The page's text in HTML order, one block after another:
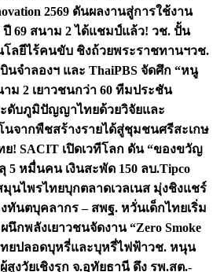
2569 ดันผลงานสู่การใช้งาน
ปี 69 สนาม 2 ได้แชมป์แล้ว! วช. ปั้น
โลยีไร้คนขับ ชิงถ้วยพระราชทานฯวช.
จำลองฯ และ ThaiPBS จัดศึก “หนู
าม 2 เยาวชนกว่า 60 ทีมประชัน
ดับภูมิปัญญาไทยด้วยวิจัยและ
จากพืชสร้างรายได้สู่ชุมชนศรีสะเกษ
! SACIT เปิดเวทีโลก ดัน “ของขวัญ
5 หมื่นคน เงินสะพัด 150 ลบ.Tipco
มุนไพรไทยบุกตลาดเวลเนส มุ่งชิงแชร์
ทันตบุคลากร – สพฐ. หวั่นเด็กไทยเริ่ม
กพลังเยาวชนจัดงาน “Zero Smoke
ทยปลอดบุหรี่และบุหรี่ไฟฟ้าวช. หนุน
งวัยเชิงรุก จ.อุทัยธานี ดึง รพ.สต.-